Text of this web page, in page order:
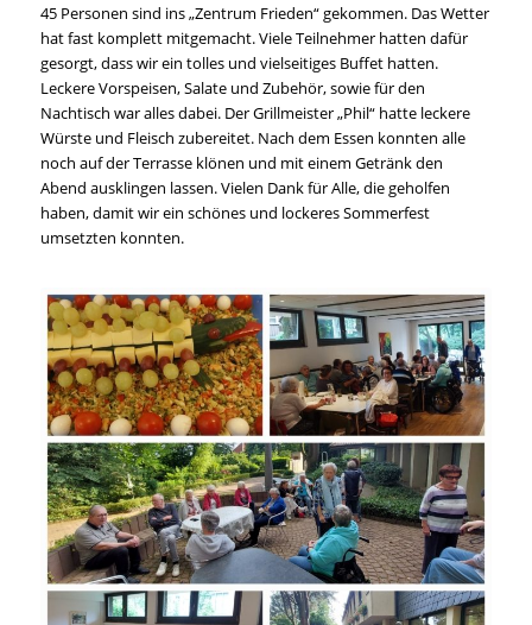
45 Personen sind ins „Zentrum Frieden“ gekommen. Das Wetter
hat fast komplett mitgemacht. Viele Teilnehmer hatten dafür
gesorgt, dass wir ein tolles und vielseitiges Buffet hatten.
Leckere Vorspeisen, Salate und Zubehör, sowie für den
Nachtisch war alles dabei. Der Grillmeister „Phil“ hatte leckere
Würste und Fleisch zubereitet. Nach dem Essen konnten alle
noch auf der Terrasse klönen und mit einem Getränk den
Abend ausklingen lassen. Vielen Dank für Alle, die geholfen
haben, damit wir ein schönes und lockeres Sommerfest
umsetzten konnten.